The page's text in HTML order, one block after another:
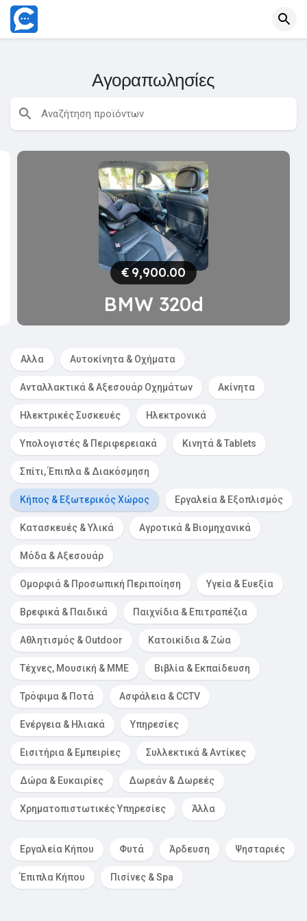
Αγοραπωλησίες
BMW 320d
€ 9,900.00
Αλλα Αυτοκίνητα & Οχήματα
Ανταλλακτικά & Αξεσουάρ Οχημάτων Ακίνητα
Ηλεκτρικές Συσκευές Ηλεκτρονικά
Υπολογιστές & Περιφερειακά Κινητά & Tablets
Σπίτι, Έπιπλα & Διακόσμηση
Κήπος & Εξωτερικός Χώρος Εργαλεία & Εξοπλισμός
Κατασκευές & Υλικά Αγροτικά & Βιομηχανικά
Μόδα & Αξεσουάρ
Ομορφιά & Προσωπική Περιποίηση Υγεία & Ευεξία
Βρεφικά & Παιδικά Παιχνίδια & Επιτραπέζια
Αθλητισμός & Outdoor Κατοικίδια & Ζώα
Τέχνες, Μουσική & ΜΜΕ Βιβλία & Εκπαίδευση
Τρόφιμα & Ποτά Ασφάλεια & CCTV
Ενέργεια & Ηλιακά Υπηρεσίες
Εισιτήρια & Εμπειρίες Συλλεκτικά & Αντίκες
Δώρα & Ευκαιρίες Δωρεάν & Δωρεές
Χρηματοπιστωτικές Υπηρεσίες Άλλα
Εργαλεία Κήπου Φυτά Άρδευση Ψησταριές
Έπιπλα Κήπου Πισίνες & Spa